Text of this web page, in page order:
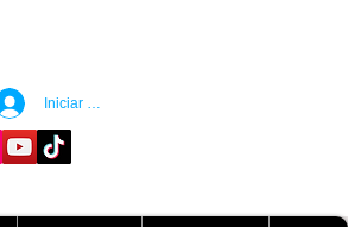
Iniciar sesión